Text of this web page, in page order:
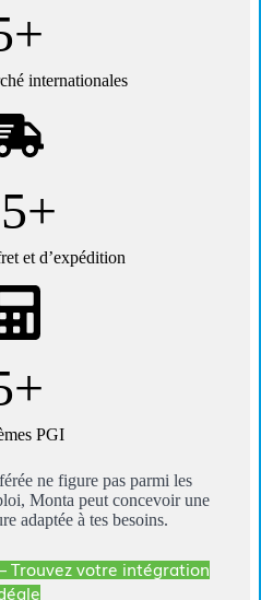
internationales
et d’expédition
PGI
ne figure pas parmi les
Monta peut concevoir une
adaptée à tes besoins.
Trouvez votre intégration